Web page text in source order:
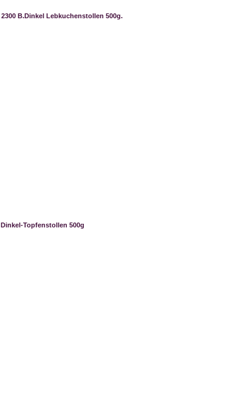
2300 B.Dinkel Lebkuchenstollen 500g.
Dinkel-Topfenstollen 500g